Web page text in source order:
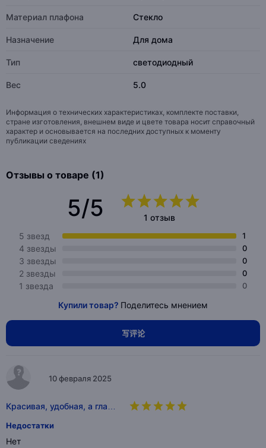
Материал плафона Стекло
Назначение Для дома
Тип светодиодный
Вес 5.0
Информация о технических характеристиках, комплекте поставки,
стране изготовления, внешнем виде и цвете товара носит справочный
характер и основывается на последних доступных к моменту
публикации сведениях
Отзывы о товаре (1)
5/5
1 отзыв
5 звезд
1
4 звезды 0
3 звезды 0
2 звезды 0
1 звезда 0
Купили товар? Поделитесь мнением
写评论
10 февраля 2025
Красивая, удобная, а гла…
Недостатки
Нет